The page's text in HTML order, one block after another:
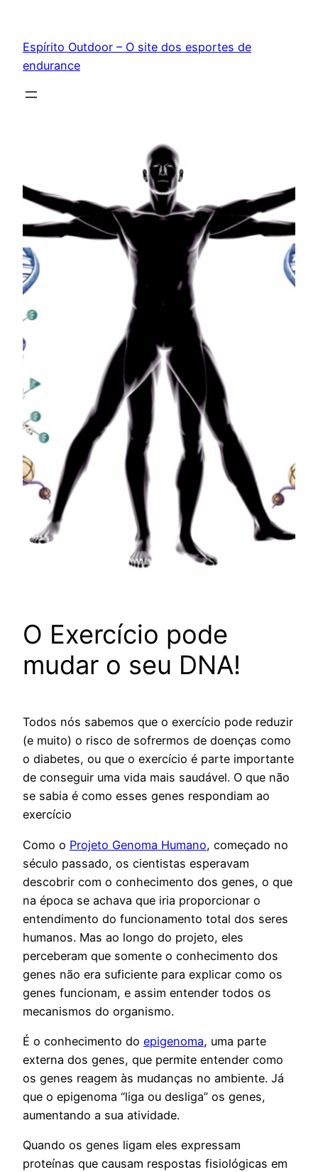
conteúdo
Espírito Outdoor – O site dos esportes de
endurance
O Exercício pode
mudar o seu DNA!
Todos nós sabemos que o exercício pode reduzir
(e muito) o risco de sofrermos de doenças como
o diabetes, ou que o exercício é parte importante
de conseguir uma vida mais saudável. O que não
se sabia é como esses genes respondiam ao
exercício
Como o Projeto Genoma Humano, começado no
século passado, os cientistas esperavam
descobrir com o conhecimento dos genes, o que
na época se achava que iria proporcionar o
entendimento do funcionamento total dos seres
humanos. Mas ao longo do projeto, eles
perceberam que somente o conhecimento dos
genes não era suficiente para explicar como os
genes funcionam, e assim entender todos os
mecanismos do organismo.
É o conhecimento do epigenoma, uma parte
externa dos genes, que permite entender como
os genes reagem às mudanças no ambiente. Já
que o epigenoma “liga ou desliga” os genes,
aumentando a sua atividade.
Quando os genes ligam eles expressam
proteínas que causam respostas fisiológicas em